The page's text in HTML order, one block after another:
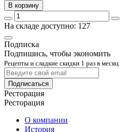
В корзину
На складе доступно: 127
Подписка
Подпишись, чтобы экономить
Рецепты и сладкие скидки 1 раз в месяц
Подписаться
Ресторация
Ресторация
О компании
История